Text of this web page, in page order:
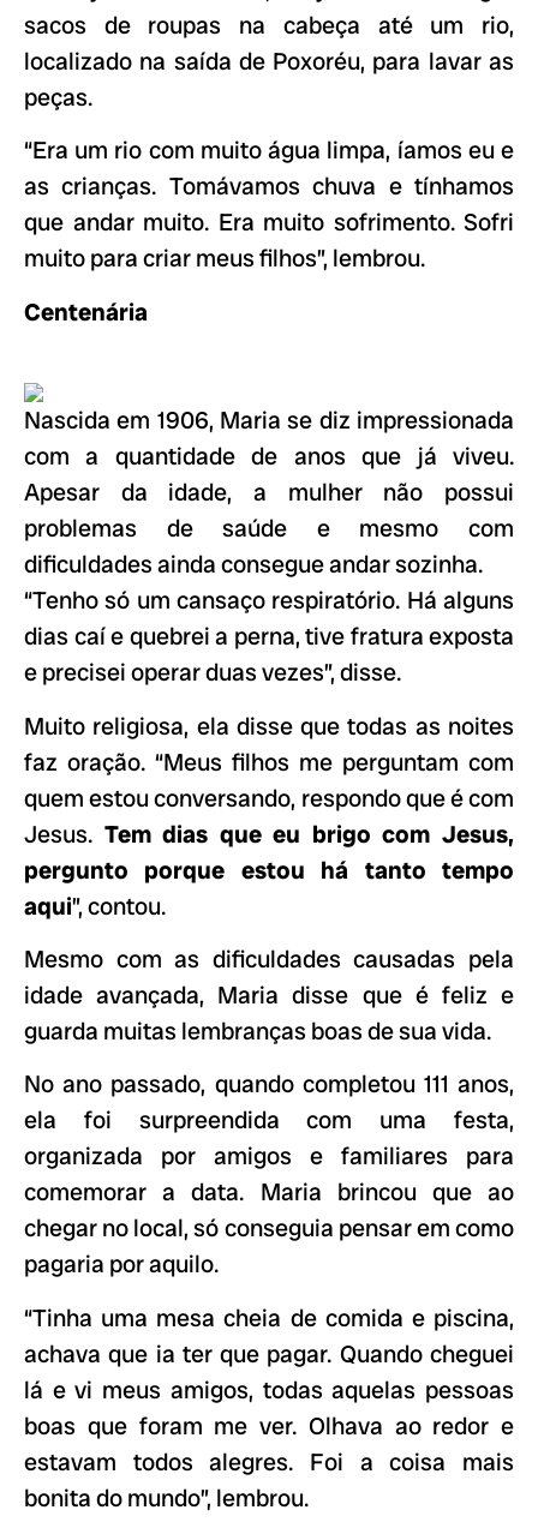
sacos de roupas na cabeça até um rio,
localizado na saída de Poxoréu, para lavar as
peças.
“Era um rio com muito água limpa, íamos eu e
as crianças. Tomávamos chuva e tínhamos
que andar muito. Era muito sofrimento. Sofri
muito para criar meus filhos”, lembrou.
Centenária
Nascida em 1906, Maria se diz impressionada
com a quantidade de anos que já viveu.
Apesar da idade, a mulher não possui
problemas de saúde e mesmo com
dificuldades ainda consegue andar sozinha.
“Tenho só um cansaço respiratório. Há alguns
dias caí e quebrei a perna, tive fratura exposta
e precisei operar duas vezes”, disse.
Muito religiosa, ela disse que todas as noites
faz oração. “Meus filhos me perguntam com
quem estou conversando, respondo que é com
Jesus. Tem dias que eu brigo com Jesus,
pergunto porque estou há tanto tempo
aqui”, contou.
Mesmo com as dificuldades causadas pela
idade avançada, Maria disse que é feliz e
guarda muitas lembranças boas de sua vida.
No ano passado, quando completou 111 anos,
ela foi surpreendida com uma festa,
organizada por amigos e familiares para
comemorar a data. Maria brincou que ao
chegar no local, só conseguia pensar em como
pagaria por aquilo.
“Tinha uma mesa cheia de comida e piscina,
achava que ia ter que pagar. Quando cheguei
lá e vi meus amigos, todas aquelas pessoas
boas que foram me ver. Olhava ao redor e
estavam todos alegres. Foi a coisa mais
bonita do mundo”, lembrou.